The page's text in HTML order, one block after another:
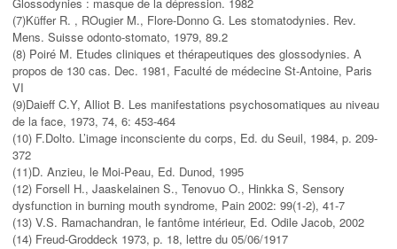
(7)Küffer R. , ROugier M., Flore-Donno G. Les stomatodynies. Rev.
Mens. Suisse odonto-stomato, 1979, 89.2
(8) Poiré M. Etudes cliniques et thérapeutiques des glossodynies. A
propos de 130 cas. Dec. 1981, Faculté de médecine St-Antoine, Paris
VI
(9)Daieff C.Y, Alliot B. Les manifestations psychosomatiques au niveau
de la face, 1973, 74, 6: 453-464
(10) F.Dolto. L’image inconsciente du corps, Ed. du Seuil, 1984, p. 209-
372
(11)D. Anzieu, le Moi-Peau, Ed. Dunod, 1995
(12) Forsell H., Jaaskelainen S., Tenovuo O., Hinkka S, Sensory
dysfunction in burning mouth syndrome, Pain 2002: 99(1-2), 41-7
(13) V.S. Ramachandran, le fantôme intérieur, Ed. Odile Jacob, 2002
(14) Freud-Groddeck 1973, p. 18, lettre du 05/06/1917